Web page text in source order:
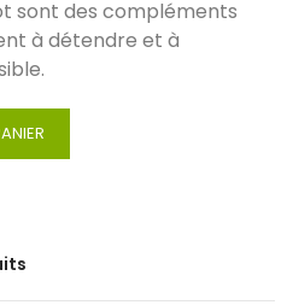
sont des compléments
à détendre et à